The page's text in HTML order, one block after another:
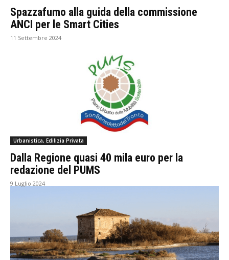
Spazzafumo alla guida della commissione
ANCI per le Smart Cities
11 Settembre 2024
Urbanistica, Edilizia Privata
Dalla Regione quasi 40 mila euro per la
redazione del PUMS
9 Luglio 2024